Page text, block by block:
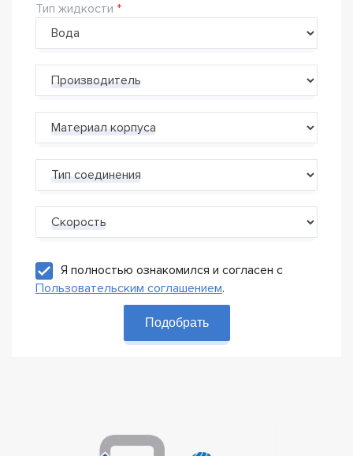
Тип жидкости
Производитель
Материал корпуса
Тип соединения
Скорость
Я полностью ознакомился и согласен с
Пользовательским соглашением.
Подобрать